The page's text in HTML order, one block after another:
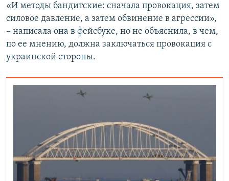
«И методы бандитские: сначала провокация, затем
силовое давление, а затем обвинение в агрессии»,
– написала она в фейсбуке, но не объяснила, в чем,
по ее мнению, должна заключаться провокация с
украинской стороны.